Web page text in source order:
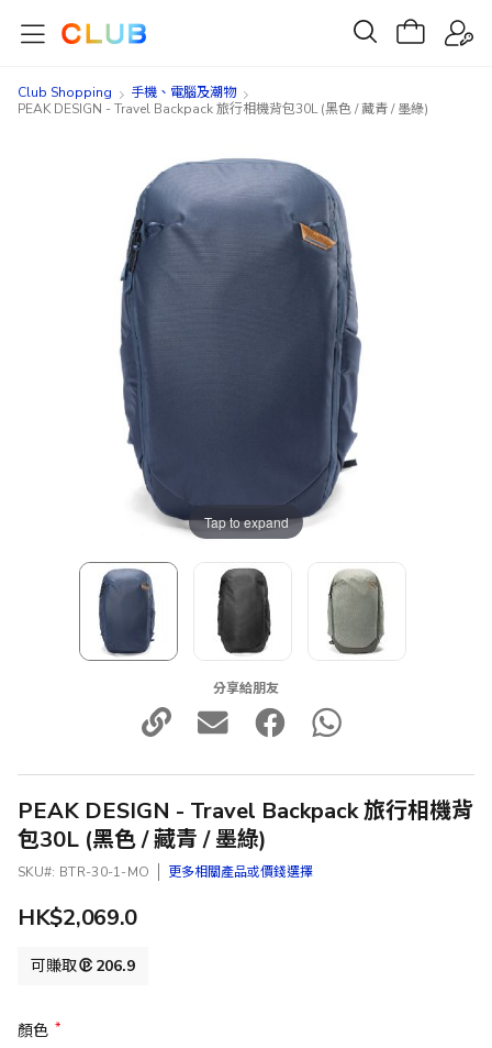
Club Shopping
手機、電腦及潮物
PEAK DESIGN - Travel Backpack 旅行相機背包30L (黑色 / 藏青 / 墨綠)
Tap to expand
分享給朋友
PEAK DESIGN - Travel Backpack 旅行相機背
包30L (黑色 / 藏青 / 墨綠)
SKU BTR-30-1-MO 更多相關產品或價錢選擇
HK$2,069.0
可賺取 206.9
顏色